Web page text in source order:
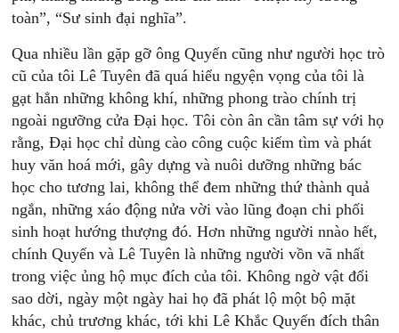
toàn”, “Sư sinh đại nghĩa”.
Qua nhiều lần gặp gỡ ông Quyến cũng như người học trò
cũ của tôi Lê Tuyên đã quá hiểu ngyện vọng của tôi là
gạt hẳn những không khí, những phong trào chính trị
ngoài ngưỡng cửa Đại học. Tôi còn ân cần tâm sự với họ
rằng, Đại học chỉ dùng cào công cuộc kiếm tìm và phát
huy văn hoá mới, gây dựng và nuôi dưỡng những bác
học cho tương lai, không thể đem những thứ thành quả
ngắn, những xáo động nửa vời vào lũng đoạn chi phối
sinh hoạt hướng thượng đó. Hơn những người nnào hết,
chính Quyến và Lê Tuyên là những người vồn vã nhất
trong việc ủng hộ mục đích của tôi. Không ngờ vật đổi
sao dời, ngày một ngày hai họ đã phát lộ một bộ mặt
khác, chủ trương khác, tới khi Lê Khắc Quyến đích thân